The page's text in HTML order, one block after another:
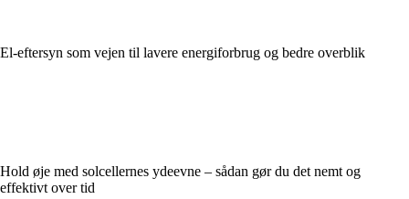
El-eftersyn som vejen til lavere energiforbrug og bedre overblik
Hold øje med solcellernes ydeevne – sådan gør du det nemt og
effektivt over tid